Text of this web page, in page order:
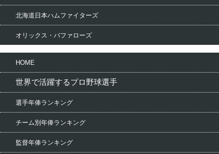
北海道日本ハムファイターズ
オリックス・バファローズ
HOME
世界で活躍するプロ野球選手
選手年俸ランキング
チーム別年俸ランキング
監督年俸ランキング